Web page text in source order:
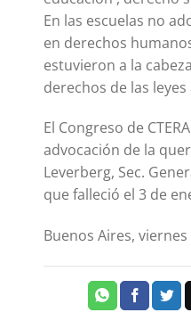
En las escuelas no
en derechos
estuvieron a la
derechos de las
El Congreso de
advocación de la
Leverberg, Sec.
que falleció el 3 de
Buenos Aires,